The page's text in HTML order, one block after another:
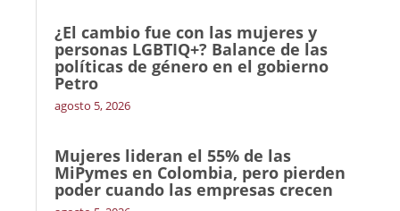
¿El cambio fue con las mujeres y
personas LGBTIQ+? Balance de las
políticas de género en el gobierno
Petro
agosto 5, 2026
Mujeres lideran el 55% de las
MiPymes en Colombia, pero pierden
poder cuando las empresas crecen